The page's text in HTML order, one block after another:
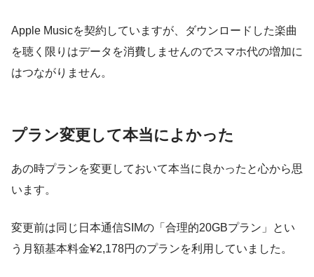
Apple Musicを契約していますが、ダウンロードした楽曲
を聴く限りはデータを消費しませんのでスマホ代の増加に
はつながりません。
プラン変更して本当によかった
あの時プランを変更しておいて本当に良かったと心から思
います。
変更前は同じ日本通信SIMの「合理的20GBプラン」とい
う月額基本料金¥2,178円のプランを利用していました。